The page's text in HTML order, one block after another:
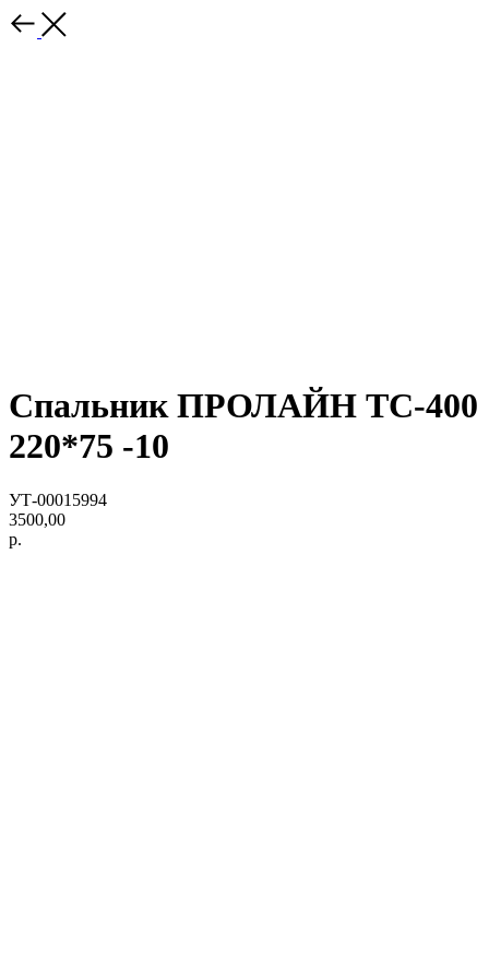
Спальник ПРОЛАЙН ТС-400
220*75 -10
УТ-00015994
3500,00
р.